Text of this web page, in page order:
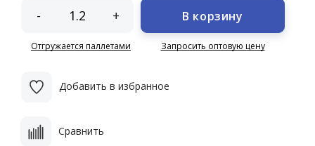
- +
Отгружается паллетами
В корзину
Запросить оптовую цену
Добавить в избранное
Сравнить